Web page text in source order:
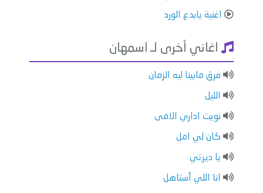
اغنية يابدع الورد
اغاني أخرى لـ اسمهان
فرق مابينا ليه الزمان
الليل
نويت اداري الامى
كان لي امل
يا ديرتي
انا اللي أستاهل